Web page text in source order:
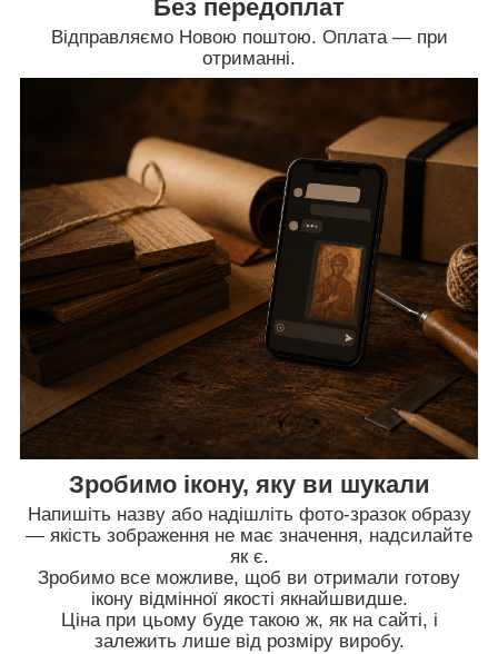
Без передоплат
Відправляємо Новою поштою. Оплата — при
отриманні.
Зробимо ікону, яку ви шукали
Напишіть назву або надішліть фото-зразок образу
— якість зображення не має значення, надсилайте
як є.
Зробимо все можливе, щоб ви отримали готову
ікону відмінної якості якнайшвидше.
Ціна при цьому буде такою ж, як на сайті, і
залежить лише від розміру виробу.